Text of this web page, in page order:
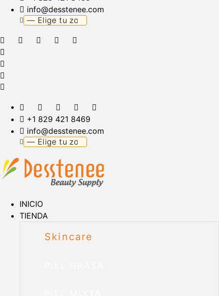
info@desstenee.com
+1 829 421 8469
info@desstenee.com
INICIO
TIENDA
Skincare